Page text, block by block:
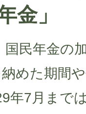
金」
国民年金の
めた期間
年7月まで